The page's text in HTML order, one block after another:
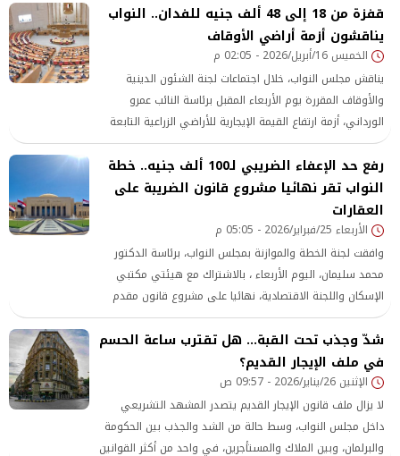
قفزة من 18 إلى 48 ألف جنيه للفدان.. النواب
يناقشون أزمة أراضي الأوقاف
الخميس 16/أبريل/2026 - 02:05 م
يناقش مجلس النواب، خلال اجتماعات لجنة الشئون الدينية
والأوقاف المقررة يوم الأربعاء المقبل برئاسة النائب عمرو
الورداني، أزمة ارتفاع القيمة الإيجارية للأراضي الزراعية التابعة
لهيئة الأوقاف المصرية، في ضوء عدد من طلبات الإحاطة
المقدمة من النواب.
رفع حد الإعفاء الضريبي لـ100 ألف جنيه.. خطة
النواب تقر نهائيا مشروع قانون الضريبة على
العقارات
الأربعاء 25/فبراير/2026 - 05:05 م
وافقت لجنة الخطة والموازنة بمجلس النواب، برئاسة الدكتور
محمد سليمان، اليوم الأربعاء ، بالاشتراك مع هيئتي مكتبي
الإسكان واللجنة الاقتصادية، نهائيا على مشروع قانون مقدم
من الحكومة بتعديل بعض أحكام قانون الضريبة على العقارات
المبنية الصادر بالقانون رقم 196 لسنة 2008، وذلك بحضور وزير
المالية أحمد كجوك.
شدّ وجذب تحت القبة… هل تقترب ساعة الحسم
في ملف الإيجار القديم؟
الإثنين 26/يناير/2026 - 09:57 ص
لا يزال ملف قانون الإيجار القديم يتصدر المشهد التشريعي
داخل مجلس النواب، وسط حالة من الشد والجذب بين الحكومة
والبرلمان، وبين الملاك والمستأجرين، في واحد من أكثر القوانين